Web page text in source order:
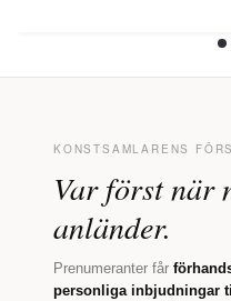
KONSTSAMLARENS
Var först när
anländer.
Prenumeranter får
personliga inbjudningar